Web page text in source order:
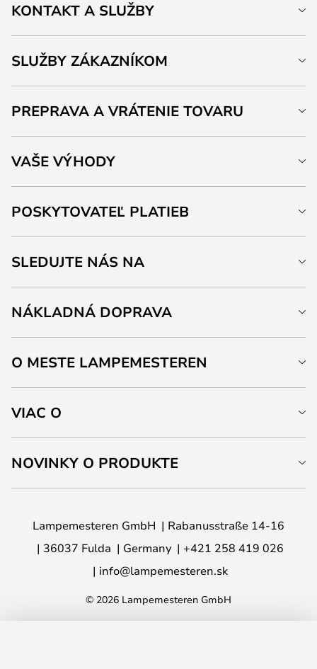
KONTAKT A SLUŽBY
SLUŽBY ZÁKAZNÍKOM
PREPRAVA A VRÁTENIE TOVARU
VAŠE VÝHODY
POSKYTOVATEĽ PLATIEB
SLEDUJTE NÁS NA
NÁKLADNÁ DOPRAVA
O MESTE LAMPEMESTEREN
VIAC O
NOVINKY O PRODUKTE
Lampemesteren GmbH
Rabanusstraße 14-16
36037 Fulda
Germany
+421 258 419 026
info@lampemesteren.sk
© 2026 Lampemesteren GmbH